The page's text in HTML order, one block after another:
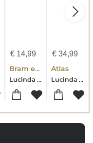
€ 14,99
Bram en het droomengeltje
Lucinda Riley-Harry Whittaker
€ 34,99
Atlas
Lucinda Riley-Harry Whittaker